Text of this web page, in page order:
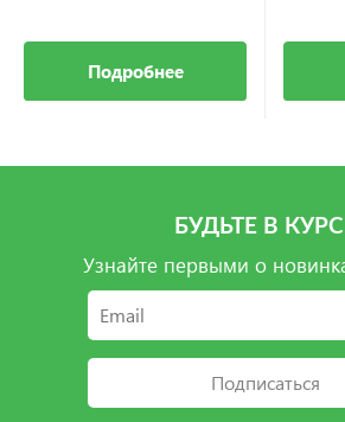
Подробнее
БУДЬТЕ В
Узнайте первыми о
Подписаться